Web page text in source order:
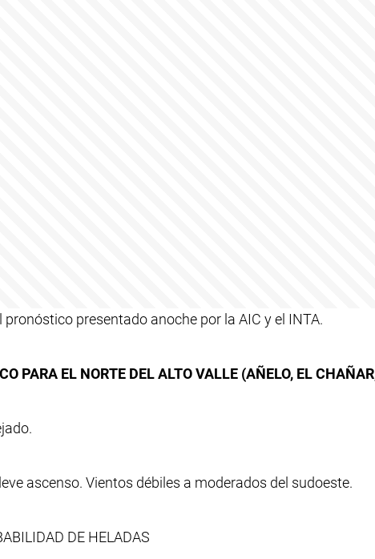
pronóstico presentado anoche por la AIC y el INTA.
PARA EL NORTE DEL ALTO VALLE (AÑELO, EL
ascenso. Vientos débiles a moderados del sudoeste.
DE HELADAS